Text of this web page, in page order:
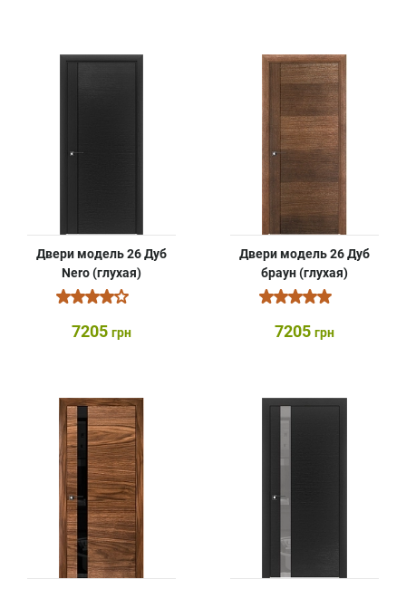
Двери модель 26 Дуб
Nero (глухая)
7205 грн
Двери модель 26 Дуб
браун (глухая)
7205 грн